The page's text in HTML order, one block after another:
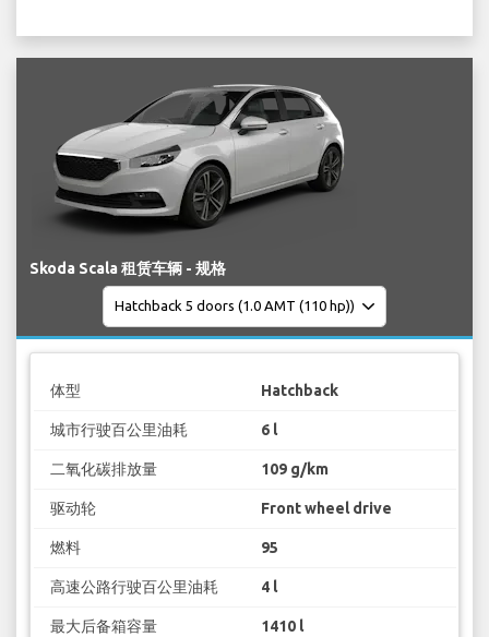
Skoda Scala 租赁车辆 - 规格
体型 Hatchback
城市行驶百公里油耗 6 l
二氧化碳排放量 109 g/km
驱动轮 Front wheel drive
燃料 95
高速公路行驶百公里油耗 4 l
最大后备箱容量 1410 l